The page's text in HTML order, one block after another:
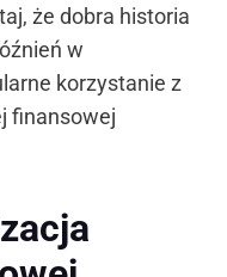
że dobra historia
w
korzystanie z
finansowej